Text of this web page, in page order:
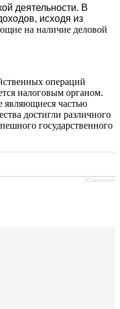
деятельности. В
исходя из
на наличие деловой
операций
налоговым органом.
являющиеся частью
достигли различного
государственного
JComments